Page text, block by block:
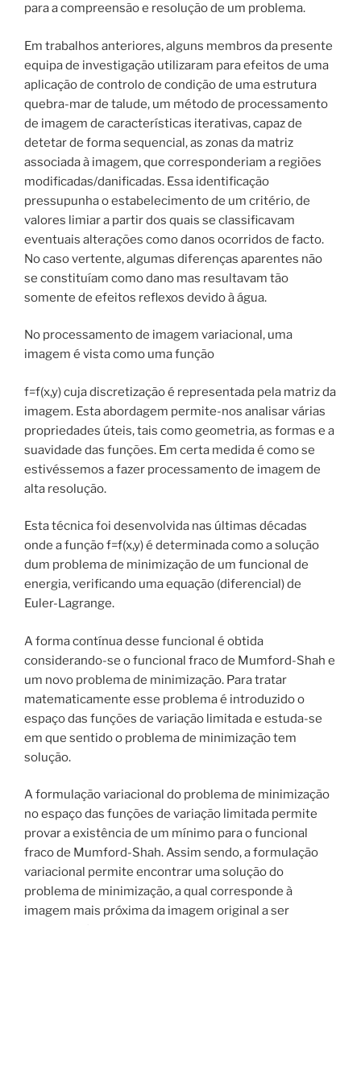
para a compreensão e resolução de um problema.
Em trabalhos anteriores, alguns membros da presente
equipa de investigação utilizaram para efeitos de uma
aplicação de controlo de condição de uma estrutura
quebra-mar de talude, um método de processamento
de imagem de características iterativas, capaz de
detetar de forma sequencial, as zonas da matriz
associada à imagem, que corresponderiam a regiões
modificadas/danificadas. Essa identificação
pressupunha o estabelecimento de um critério, de
valores limiar a partir dos quais se classificavam
eventuais alterações como danos ocorridos de facto.
No caso vertente, algumas diferenças aparentes não
se constituíam como dano mas resultavam tão
somente de efeitos reflexos devido à água.
No processamento de imagem variacional, uma
imagem é vista como uma função
f=f(x,y) cuja discretização é representada pela matriz da
imagem. Esta abordagem permite-nos analisar várias
propriedades úteis, tais como geometria, as formas e a
suavidade das funções. Em certa medida é como se
estivéssemos a fazer processamento de imagem de
alta resolução.
Esta técnica foi desenvolvida nas últimas décadas
onde a função f=f(x,y) é determinada como a solução
dum problema de minimização de um funcional de
energia, verificando uma equação (diferencial) de
Euler-Lagrange.
A forma contínua desse funcional é obtida
considerando-se o funcional fraco de Mumford-Shah e
um novo problema de minimização. Para tratar
matematicamente esse problema é introduzido o
espaço das funções de variação limitada e estuda-se
em que sentido o problema de minimização tem
solução.
A formulação variacional do problema de minimização
no espaço das funções de variação limitada permite
provar a existência de um mínimo para o funcional
fraco de Mumford-Shah. Assim sendo, a formulação
variacional permite encontrar uma solução do
problema de minimização, a qual corresponde à
imagem mais próxima da imagem original a ser